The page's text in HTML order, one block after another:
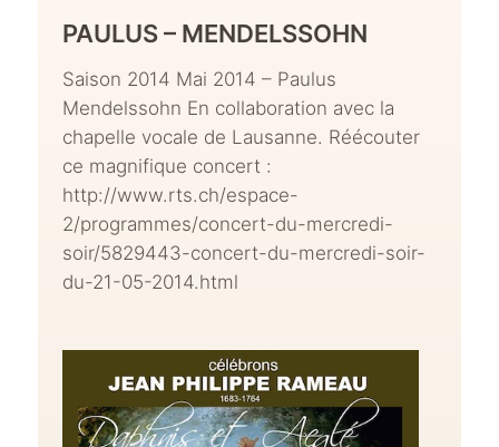
PAULUS – MENDELSSOHN
Saison 2014 Mai 2014 – Paulus
Mendelssohn En collaboration avec la
chapelle vocale de Lausanne. Réécouter
ce magnifique concert :
http://www.rts.ch/espace-
2/programmes/concert-du-mercredi-
soir/5829443-concert-du-mercredi-soir-
du-21-05-2014.html